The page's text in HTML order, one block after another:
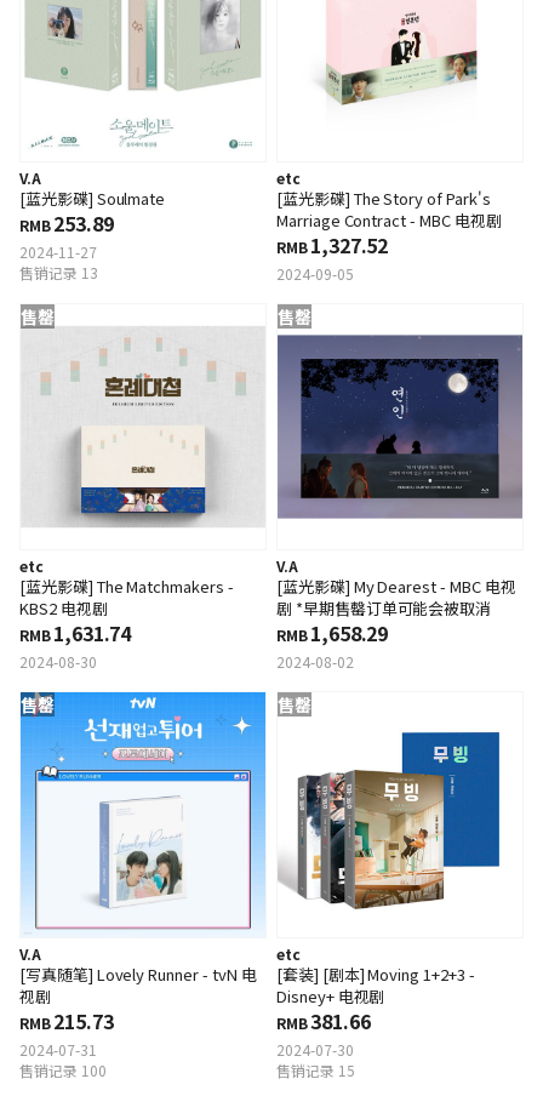
V.A
[蓝光影碟] Soulmate
RMB253.89
2024-11-27
售销记录 13
etc
[蓝光影碟] The Story of Park's
Marriage Contract - MBC 电视剧
RMB1,327.52
2024-09-05
售罄
etc
[蓝光影碟] The Matchmakers -
KBS2 电视剧
RMB1,631.74
2024-08-30
售罄
V.A
[蓝光影碟] My Dearest - MBC 电视
剧 *早期售罄订单可能会被取消
RMB1,658.29
2024-08-02
售罄
V.A
[写真随笔] Lovely Runner - tvN 电
视剧
RMB215.73
2024-07-31
售销记录 100
售罄
etc
[套装] [剧本] Moving 1+2+3 -
Disney+ 电视剧
RMB381.66
2024-07-30
售销记录 15